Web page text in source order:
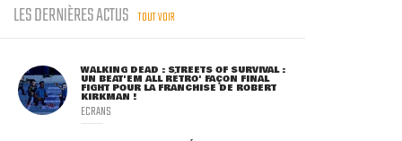
LES DERNIÈRES ACTUS TOUT VOIR
WALKING DEAD : STREETS OF SURVIVAL :
UN BEAT'EM ALL RÉTRO' FAÇON FINAL
FIGHT POUR LA FRANCHISE DE ROBERT
KIRKMAN !
ECRANS